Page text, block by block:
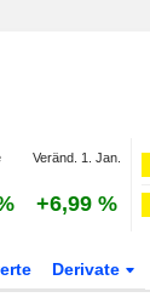
Veränd. 1. Jan.
+6,99 %
Derivate